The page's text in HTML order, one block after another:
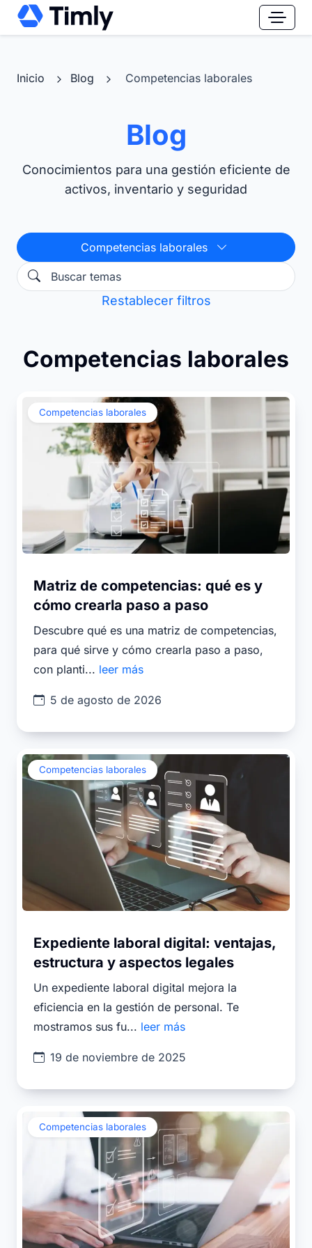
Inicio Blog Competencias laborales
Blog
Conocimientos para una gestión eficiente de
activos, inventario y seguridad
Competencias laborales
Restablecer filtros
Competencias laborales
Competencias laborales
Matriz de competencias: qué es y
cómo crearla paso a paso
Descubre qué es una matriz de competencias,
para qué sirve y cómo crearla paso a paso,
con planti... leer más
5 de agosto de 2026
Competencias laborales
Expediente laboral digital: ventajas,
estructura y aspectos legales
Un expediente laboral digital mejora la
eficiencia en la gestión de personal. Te
mostramos sus fu... leer más
19 de noviembre de 2025
Competencias laborales